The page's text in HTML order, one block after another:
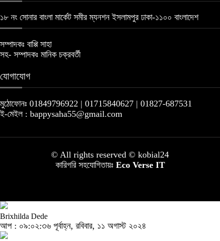
১৮ নং সোনার বাংলা মার্কেট সমীর ম্যনশন ইসলামপুর ঢাকা-১১০০ বাংলাদেশ
সম্পাদকঃ বাপ্পি সাহা
সহ- সম্পাদকঃ মানিক চক্রবর্তী
যোগাযোগ
মুঠোফোনঃ 01849796922 | 01715840627 | 01827-687531
ই-মেইল : bappysaha55@gmail.com
© All rights reserved © kobial24
কারিগরি সহযোগিতায়ঃ Eco Verse IT
Brixhilda Dede
আপ : ০৯:০২:৩৬ পূর্বাহ্ন, রবিবার, ১১ অগাস্ট ২০২৪